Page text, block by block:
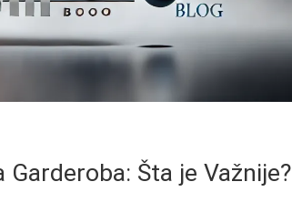
Šta je Važnije?